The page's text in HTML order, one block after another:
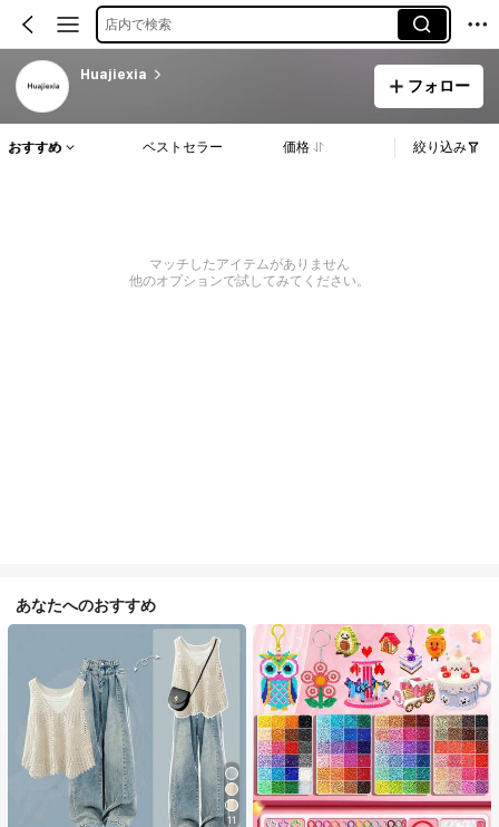
店内で検索
Huajiexia
フォロー
おすすめ ベストセラー 価格 絞り込み
マッチしたアイテムがありません
他のオプションで試してみてください。
あなたへのおすすめ
11